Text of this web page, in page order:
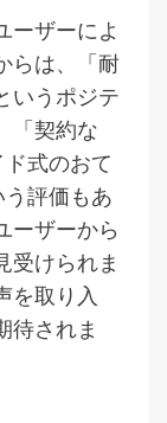
ーザーによ
らは、「耐
いうポジテ
「契約な
式のおて
評価もあ
ーザーから
受けられま
を取り入
待されま